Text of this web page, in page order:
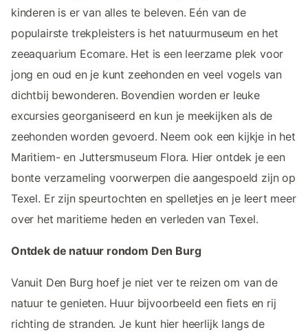
kinderen is er van alles te beleven. Eén van de
populairste trekpleisters is het natuurmuseum en het
zeeaquarium Ecomare. Het is een leerzame plek voor
jong en oud en je kunt zeehonden en veel vogels van
dichtbij bewonderen. Bovendien worden er leuke
excursies georganiseerd en kun je meekijken als de
zeehonden worden gevoerd. Neem ook een kijkje in het
Maritiem- en Juttersmuseum Flora. Hier ontdek je een
bonte verzameling voorwerpen die aangespoeld zijn op
Texel. Er zijn speurtochten en spelletjes en je leert meer
over het maritieme heden en verleden van Texel.
Ontdek de natuur rondom Den Burg
Vanuit Den Burg hoef je niet ver te reizen om van de
natuur te genieten. Huur bijvoorbeeld een fiets en rij
richting de stranden. Je kunt hier heerlijk langs de